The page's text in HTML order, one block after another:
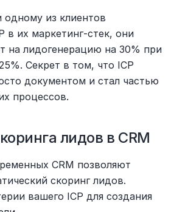
из клиентов
в их маркетинг-стек, они
на лидогенерацию на 30% при
Секрет в том, что ICP
документом и стал частью
процессов.
лидов в CRM
CRM позволяют
скоринг лидов.
вашего ICP для создания